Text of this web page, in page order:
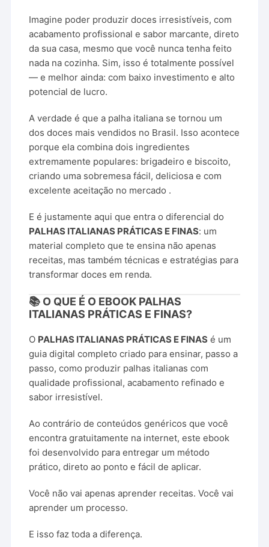
Imagine poder produzir doces irresistíveis, com
acabamento profissional e sabor marcante, direto
da sua casa, mesmo que você nunca tenha feito
nada na cozinha. Sim, isso é totalmente possível
— e melhor ainda: com baixo investimento e alto
potencial de lucro.
A verdade é que a palha italiana se tornou um
dos doces mais vendidos no Brasil. Isso acontece
porque ela combina dois ingredientes
extremamente populares: brigadeiro e biscoito,
criando uma sobremesa fácil, deliciosa e com
excelente aceitação no mercado .
E é justamente aqui que entra o diferencial do
PALHAS ITALIANAS PRÁTICAS E FINAS: um
material completo que te ensina não apenas
receitas, mas também técnicas e estratégias para
transformar doces em renda.
📚 O QUE É O EBOOK PALHAS
ITALIANAS PRÁTICAS E FINAS?
O PALHAS ITALIANAS PRÁTICAS E FINAS é um
guia digital completo criado para ensinar, passo a
passo, como produzir palhas italianas com
qualidade profissional, acabamento refinado e
sabor irresistível.
Ao contrário de conteúdos genéricos que você
encontra gratuitamente na internet, este ebook
foi desenvolvido para entregar um método
prático, direto ao ponto e fácil de aplicar.
Você não vai apenas aprender receitas. Você vai
aprender um processo.
E isso faz toda a diferença.